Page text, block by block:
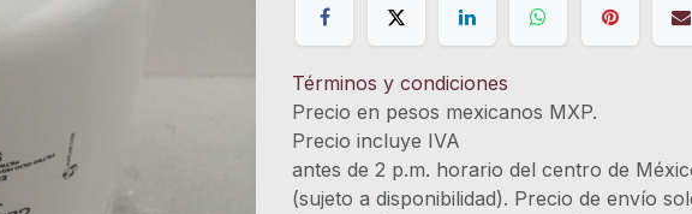
Términos y condiciones
Precio en pesos mexicanos MXP.
Precio incluye IVA
antes de 2 p.m. horario del centro de
(sujeto a disponibilidad). Precio de envío